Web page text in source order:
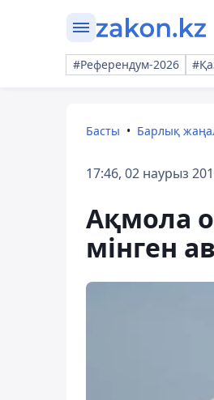
#Референдум-2026
Басты Барлық
17:46, 02 наурыз
Ақмола
мінген